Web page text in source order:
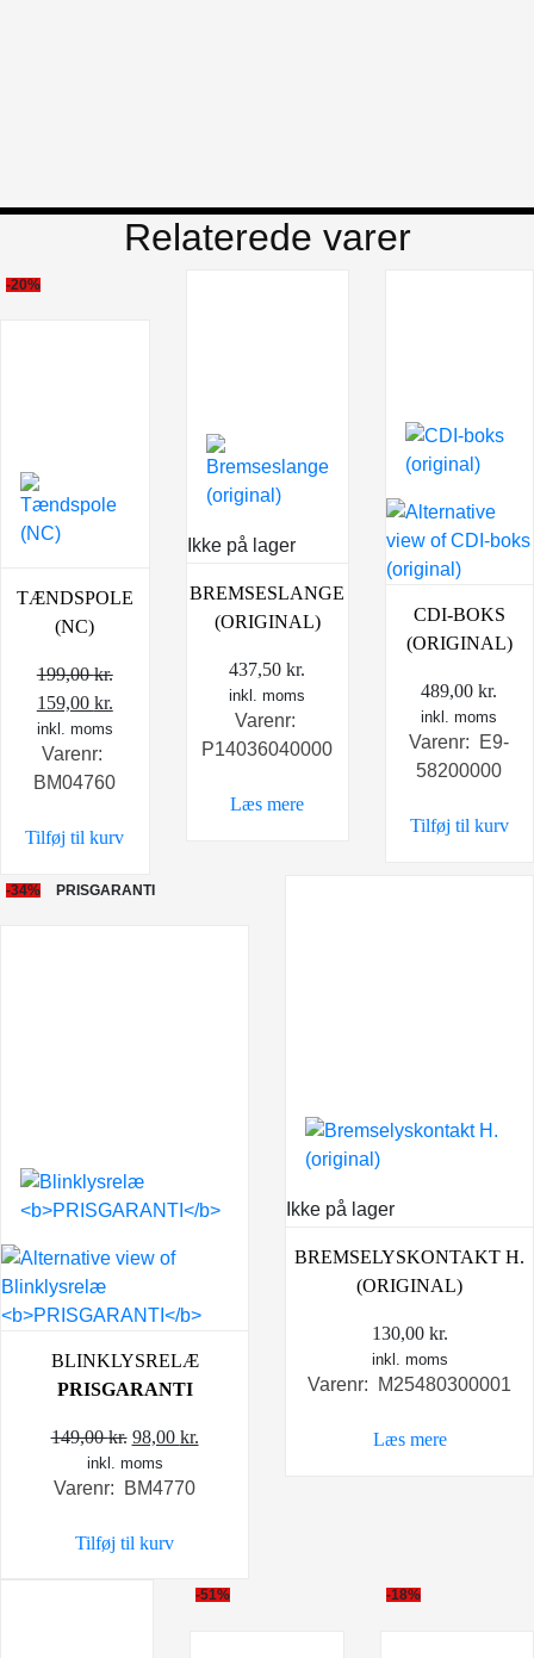
Relaterede varer
-20%
TÆNDSPOLE
(NC)
199,00kr.
Den
oprindelige
pris
var:
159,00 kr.
aktuelle
er:
inkl. moms
Varenr:
BM04760
Tilføj til kurv
Ikke på lager
BREMSESLANGE
(ORIGINAL)
437,50 kr.
inkl. moms
Varenr:
P14036040000
Læs mere
CDI-BOKS
(ORIGINAL)
489,00kr.
inkl. moms
Varenr: E9-
58200000
Tilføj til kurv
-34% PRISGARANTI
BLINKLYSRELÆ
PRISGARANTI
149,00kr. Den
oprindelige
pris
149,00 kr..
98,00 kr.
inkl. moms
Varenr: BM4770
Tilføj til kurv
Ikke på lager
BREMSELYSKONTAKT H.
(ORIGINAL)
130,00 kr.
inkl. moms
Varenr: M25480300001
Læs mere
-51% -18%